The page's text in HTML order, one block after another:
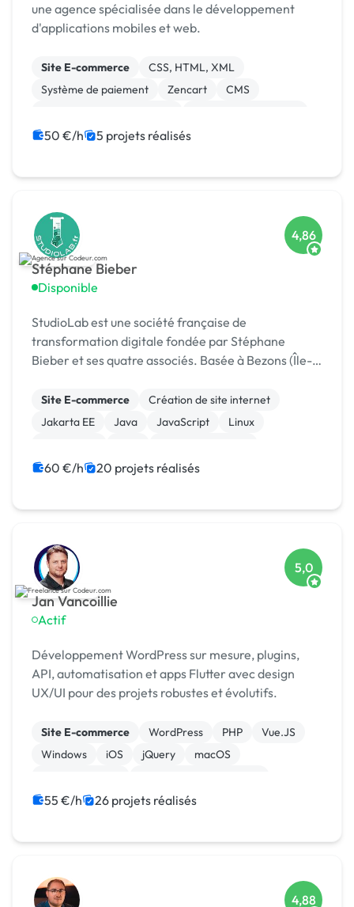
une agence spécialisée dans le développement
d'applications mobiles et web.
Site E-commerce
CSS, HTML, XML
Système de paiement
Zencart
CMS
Gestion site web
Landing page
50 €/h 5 projets réalisés
Stéphane Bieber
Disponible
4,86
StudioLab est une société française de
transformation digitale fondée par Stéphane
Bieber et ses quatre associés. Basée à Bezons (Île-
ans les entrepr
Site E-commerce
Création de site internet
Jakarta EE
Java JavaScript
Linux
Modules et composants
60 €/h 20 projets réalisés
Jan Vancoillie
Actif
5,0
Développement WordPress sur mesure, plugins,
API, automatisation et apps Flutter avec design
UX/UI pour des projets robustes et évolutifs.
Site E-commerce WordPress PHP
Vue.JS
Windows
iOS jQuery
macOS
55 €/h 26 projets réalisés
4,88